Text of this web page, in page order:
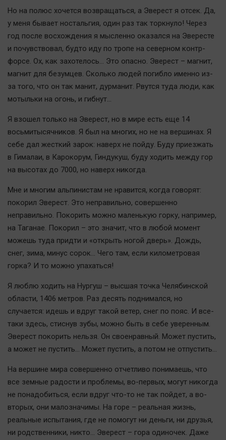
Но на полюс хочется возвращаться, а Эверест я отсек. Да,
у меня бывает ностальгия, один раз так торкнуло! Через
год после восхождения я мысленно оказался на Эвересте
и почувствовал, будто иду по тропе на северном контр-
форсе. Ох, как захотелось… Это опасно. Эверест – магнит,
магнит для безумцев. Сколько людей погибло именно из-
за того, что он так манит, дурманит. Рвутся туда люди, как
мотыльки на огонь, и гибнут...
Я взошел только на Эверест, но в мире есть еще 14
восьмитысячников. Я был на многих, но не на вершинах. Я
себе дал жесткий зарок: наверх не пойду. Буду приезжать
в Гималаи, в Карокорум, Гиндукуш, буду ходить между гор
на высотах до 7000, но наверх никогда.
Мне и многим альпинистам не нравится, когда говорят:
покорил Эверест. Это неправильно, совершенно
неправильно. Покорить можно маленькую горку, например,
на Таганае. Покорил – это значит, что в любой момент
можешь туда придти и «открыть ногой дверь». Дождь,
снег, зима, минус сорок… Чего там, если километровая
горка? И то можно упахаться!
Я люблю ходить на Нургуш – высшая точка Челябинской
области, 1406 метров. Раз десять поднимался, но
случается: идешь и вдруг такой ветер, снег по пояс. И все-
таки здесь, стиснув зубы, можно быть в себе уверенным.
Эверест покорить нельзя. Он своенравный. Может пустить,
а может не пустить… Может пустить, а потом не отпустить...
На вершине мира совершенно отчетливо понимаешь, что
все земные радости и проблемы, во-первых, могут никогда
не понадобиться, если вдруг что-то не так пойдет, а во-
вторых, они малозначимы. На горе – реальная жизнь,
реальные испытания, где не помогут ни деньги, ни друзья,
ни родственники, никто… Эверест – гора одиночек. Даже